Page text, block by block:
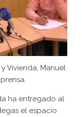
Vivienda, Manuel
ha entregado al
el espacio